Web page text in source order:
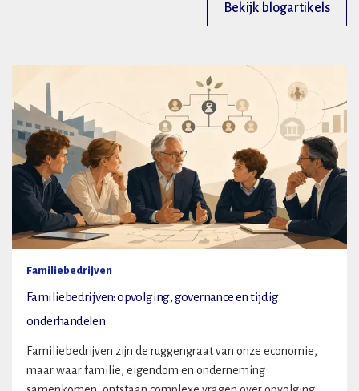
Bekijk blogartikels
Familiebedrijven
Familiebedrijven: opvolging, governance en tijdig
onderhandelen
Familiebedrijven zijn de ruggengraat van onze economie,
maar waar familie, eigendom en onderneming